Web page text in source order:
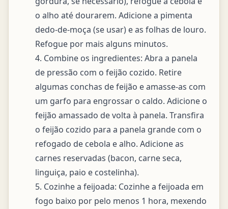
o alho até dourarem. Adicione a pimenta
dedo-de-moça (se usar) e as folhas de louro.
Refogue por mais alguns minutos.
4. Combine os ingredientes: Abra a panela
de pressão com o feijão cozido. Retire
algumas conchas de feijão e amasse-as com
um garfo para engrossar o caldo. Adicione o
feijão amassado de volta à panela. Transfira
o feijão cozido para a panela grande com o
refogado de cebola e alho. Adicione as
carnes reservadas (bacon, carne seca,
linguiça, paio e costelinha).
5. Cozinhe a feijoada: Cozinhe a feijoada em
fogo baixo por pelo menos 1 hora, mexendo